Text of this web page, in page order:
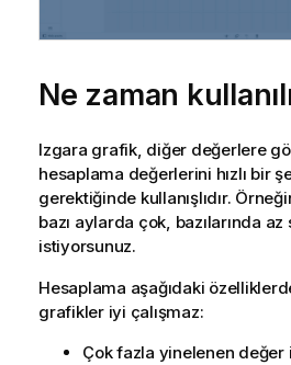
Ne zaman
Izgara grafik, diğer değerlere
hesaplama değerlerini hızlı bir
gerektiğinde kullanışlıdır.
bazı aylarda çok, bazılarında az
istiyorsunuz.
Hesaplama aşağıdaki
grafikler iyi çalışmaz:
Çok fazla yinelenen